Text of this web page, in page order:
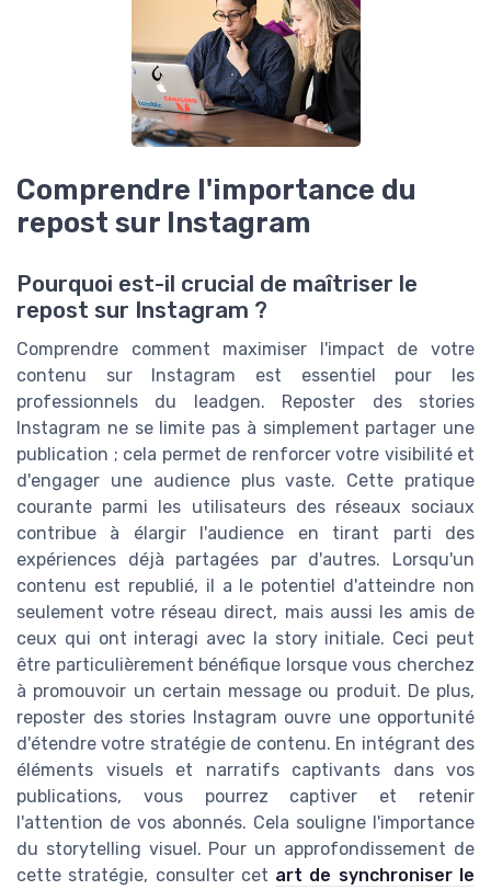
Comprendre l'importance du
repost sur Instagram
Pourquoi est-il crucial de maîtriser le
repost sur Instagram ?
Comprendre comment maximiser l'impact de votre
contenu sur Instagram est essentiel pour les
professionnels du leadgen. Reposter des stories
Instagram ne se limite pas à simplement partager une
publication ; cela permet de renforcer votre visibilité et
d'engager une audience plus vaste. Cette pratique
courante parmi les utilisateurs des réseaux sociaux
contribue à élargir l'audience en tirant parti des
expériences déjà partagées par d'autres. Lorsqu'un
contenu est republié, il a le potentiel d'atteindre non
seulement votre réseau direct, mais aussi les amis de
ceux qui ont interagi avec la story initiale. Ceci peut
être particulièrement bénéfique lorsque vous cherchez
à promouvoir un certain message ou produit. De plus,
reposter des stories Instagram ouvre une opportunité
d'étendre votre stratégie de contenu. En intégrant des
éléments visuels et narratifs captivants dans vos
publications, vous pourrez captiver et retenir
l'attention de vos abonnés. Cela souligne l'importance
du storytelling visuel. Pour un approfondissement de
cette stratégie, consulter cet art de synchroniser le